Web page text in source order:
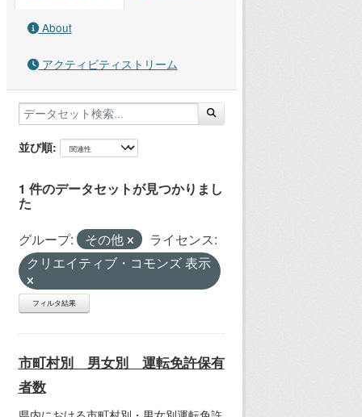
About
アクティビティストリーム
並び順
1 件のデータセットが見つかりまし
た
グループ: その他
ライセンス:
クリエイティブ・コモンズ 表示
フィルタ結果
市町村別 男女別 運転免許保有
者数